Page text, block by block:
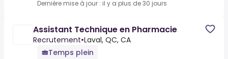
Dernière mise à jour : il y a plus de 30 jours
Assistant Technique en Pharmacie
Recrutement•Laval, QC, CA
Temps plein